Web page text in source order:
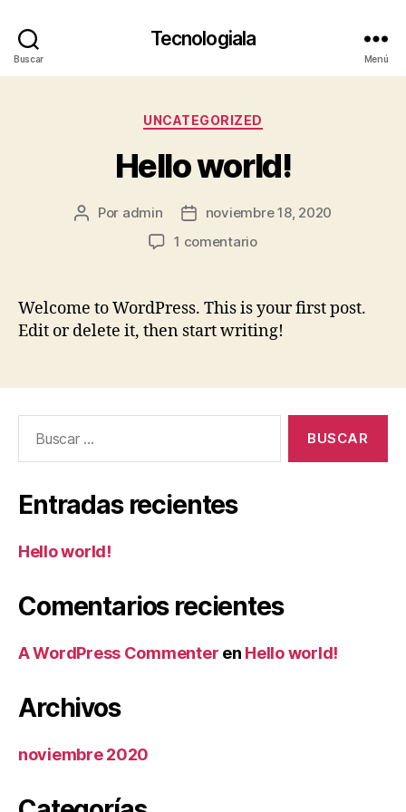
Buscar
Tecnologiala
Menú
Categorías
UNCATEGORIZED
Hello world!
Autor
Por admin
Fechanoviembre 18, 2020
1 comentarioen
Welcome to WordPress. This is your first post.
Edit or delete it, then start writing!
Entradas recientes
Hello world!
Comentarios recientes
A WordPress Commenter en Hello world!
Archivos
noviembre 2020